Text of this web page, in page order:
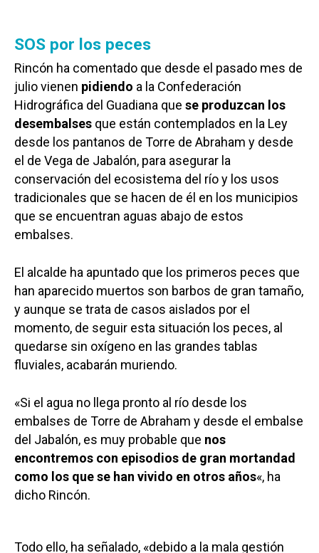
SOS por los peces
Rincón ha comentado que desde el pasado mes de
julio vienen pidiendo a la Confederación
Hidrográfica del Guadiana que se produzcan los
desembalses que están contemplados en la Ley
desde los pantanos de Torre de Abraham y desde
el de Vega de Jabalón, para asegurar la
conservación del ecosistema del río y los usos
tradicionales que se hacen de él en los municipios
que se encuentran aguas abajo de estos
embalses.
El alcalde ha apuntado que los primeros peces que
han aparecido muertos son barbos de gran tamaño,
y aunque se trata de casos aislados por el
momento, de seguir esta situación los peces, al
quedarse sin oxígeno en las grandes tablas
fluviales, acabarán muriendo.
«Si el agua no llega pronto al río desde los
embalses de Torre de Abraham y desde el embalse
del Jabalón, es muy probable que nos
encontremos con episodios de gran mortandad
como los que se han vivido en otros años«, ha
dicho Rincón.
Todo ello, ha señalado, «debido a la mala gestión